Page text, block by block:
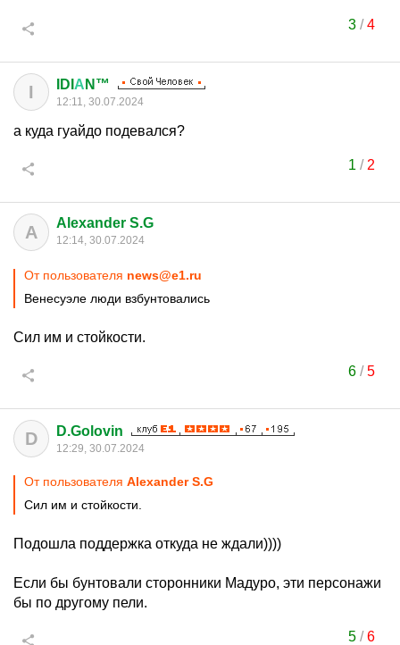
3/4
I IDI А N™
12:11, 30.07.2024
а куда гуайдо подевался?
1 / 2
A Alexander S.G
12:14, 30.07.2024
От пользователя news@e1.ru
Венесуэле люди взбунтовались
Сил им и стойкости.
6/5
D D.Golovin
12:29, 30.07.2024
От пользователя Alexander S.G
Сил им и стойкости.
Подошла поддержка откуда не ждали))))
Если бы бунтовали сторонники Мадуро, эти персонажи
бы по другому пели.
5/6